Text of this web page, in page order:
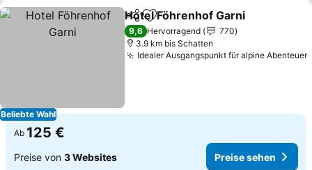
Beliebte Wahl
TeilenZu Favoriten hinzufügen
Hotel Föhrenhof Garni
9,6 Hervorragend
770
3.9 km bis Schatten
Idealer Ausgangspunkt für alpine Abenteuer
Ab 125 €
Preise von 3 Websites Preise sehen